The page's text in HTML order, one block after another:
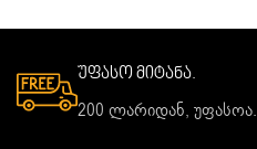
უფასო მიტანა.
200 ლარიდან, უფასოა.